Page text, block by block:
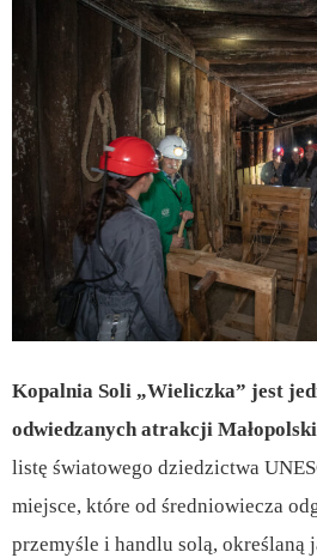
Kopalnia Soli „Wieliczka” jest
odwiedzanych atrakcji
listę światowego dziedzictwa
miejsce, które od średniowiecza
przemyśle i handlu solą, określaną